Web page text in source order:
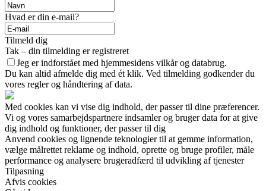
Hvad er din e-mail?
Tilmeld dig
Tak – din tilmelding er registreret
Jeg er indforstået med hjemmesidens vilkår og databrug.
Du kan altid afmelde dig med ét klik. Ved tilmelding godkender du
vores regler og håndtering af data.
Med cookies kan vi vise dig indhold, der passer til dine præferencer.
Vi og vores samarbejdspartnere indsamler og bruger data for at give
dig indhold og funktioner, der passer til dig
Anvend cookies og lignende teknologier til at gemme information,
vælge målrettet reklame og indhold, oprette og bruge profiler, måle
performance og analysere brugeradfærd til udvikling af tjenester
Tilpasning
Afvis cookies